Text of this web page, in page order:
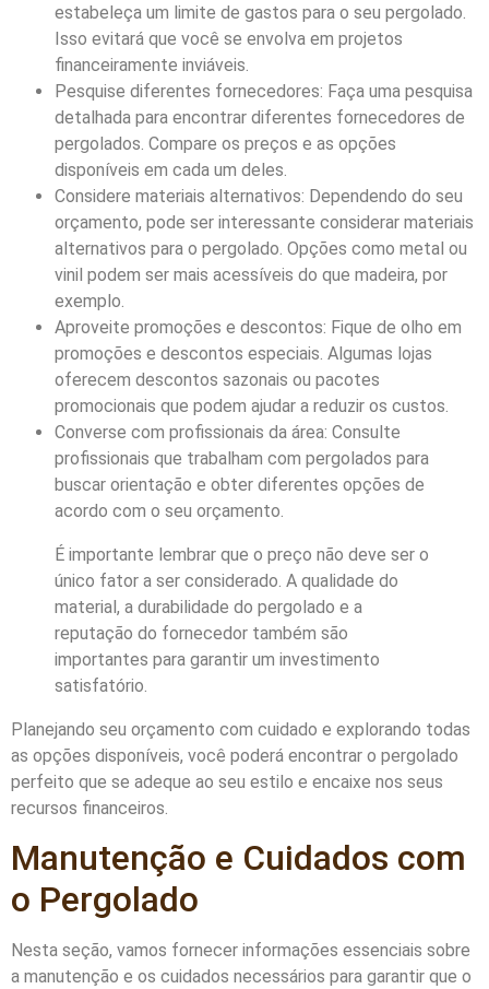
estabeleça um limite de gastos para o seu pergolado.
Isso evitará que você se envolva em projetos
financeiramente inviáveis.
Pesquise diferentes fornecedores: Faça uma pesquisa
detalhada para encontrar diferentes fornecedores de
pergolados. Compare os preços e as opções
disponíveis em cada um deles.
Considere materiais alternativos: Dependendo do seu
orçamento, pode ser interessante considerar materiais
alternativos para o pergolado. Opções como metal ou
vinil podem ser mais acessíveis do que madeira, por
exemplo.
Aproveite promoções e descontos: Fique de olho em
promoções e descontos especiais. Algumas lojas
oferecem descontos sazonais ou pacotes
promocionais que podem ajudar a reduzir os custos.
Converse com profissionais da área: Consulte
profissionais que trabalham com pergolados para
buscar orientação e obter diferentes opções de
acordo com o seu orçamento.
É importante lembrar que o preço não deve ser o
único fator a ser considerado. A qualidade do
material, a durabilidade do pergolado e a
reputação do fornecedor também são
importantes para garantir um investimento
satisfatório.
Planejando seu orçamento com cuidado e explorando todas
as opções disponíveis, você poderá encontrar o pergolado
perfeito que se adeque ao seu estilo e encaixe nos seus
recursos financeiros.
Manutenção e Cuidados com
o Pergolado
Nesta seção, vamos fornecer informações essenciais sobre
a manutenção e os cuidados necessários para garantir que o